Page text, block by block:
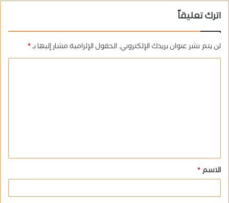
اترك تعليقاً
لن يتم نشر عنوان بريدك الإلكتروني.الحقول الإلزامية مشار إليها بـ*
ق
*
الاسم*